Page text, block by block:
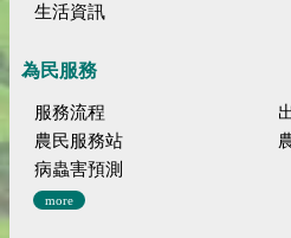
生活資訊
為民服務
服務流程
農民服務站
病蟲害預測
more